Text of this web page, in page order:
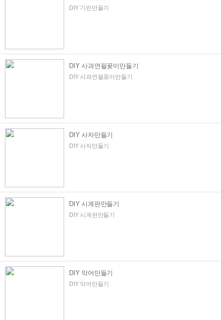
DIY 기린만들기
DIY 사과연필꽂이만들기
DIY 사과연필꽂이만들기
DIY 사자만들기
DIY 사자만들기
DIY 시계판만들기
DIY 시계판만들기
DIY 악어만들기
DIY 악어만들기